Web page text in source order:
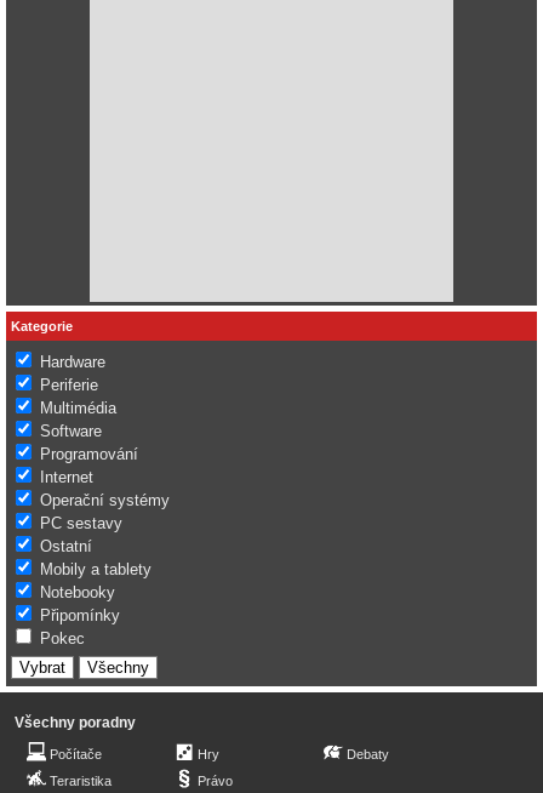
Kategorie
Hardware
Periferie
Multimédia
Software
Programování
Internet
Operační systémy
PC sestavy
Ostatní
Mobily a tablety
Notebooky
Připomínky
Pokec
Všechny poradny
Počítače
Teraristika
Hry
Právo
Debaty